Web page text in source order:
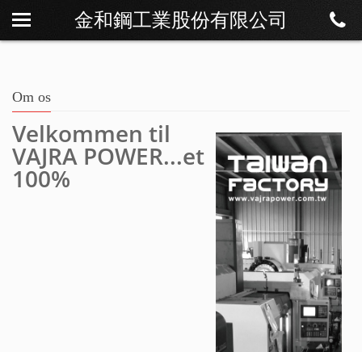
金和鋼工業股份有限公司
Om os
Download
Kontakt
Om os
Velkommen til
VAJRA POWER...et
100%